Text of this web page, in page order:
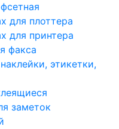
для плоттера
для принтера
факса
этикетки,
заметок